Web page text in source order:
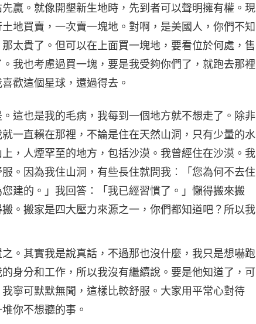
贏。就像開墾新生地時，先到者可以聲明擁有權。現
地買賣，一次賣一塊地。對啊，是美國人，你們不知
太貴了。但可以在上面買一塊地，要看位於何處，售
我也考慮過買一塊，要是我受夠你們了，就跑去那裡
歡這個星球，還過得去。
這也是我的毛病，我每到一個地方就不想走了。除非
一直賴在那裡，不論是住在天然山洞，只有少量的水
，人煙罕至的地方，包括沙漠。我曾經住在沙漠。我
。因為我住山洞，有些長住就問我︰「您為何不去住
建的。」我回答：「我已經習慣了。」懶得搬來搬
。搬家是四大壓力來源之一，你們都知道吧？所以我
。其實我是說真話，不過那也沒什麼，我只是想嚇跑
身分和工作，所以我沒有繼續說。要是他知道了，可
寧可默默無聞，這樣比較舒服。大家用平常心對待
你不想聽的事。